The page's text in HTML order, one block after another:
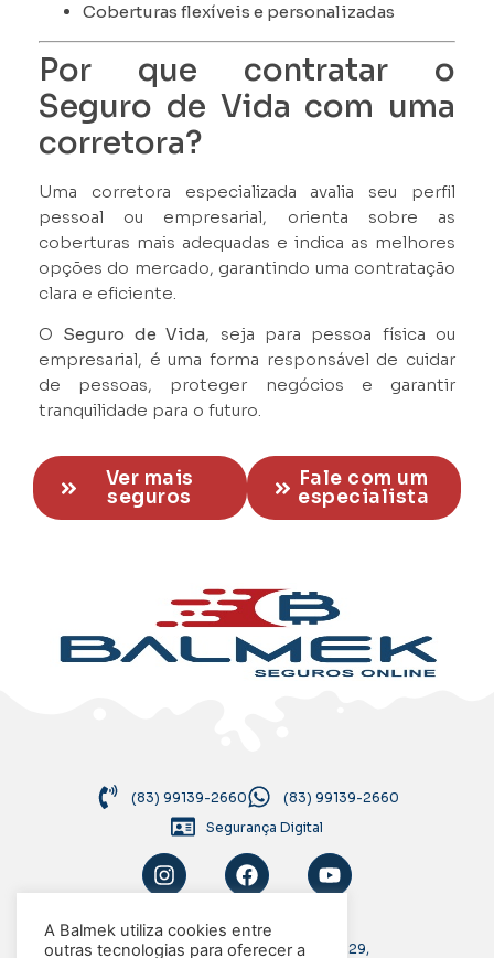
Coberturas flexíveis e personalizadas
Por que contratar o
Seguro de Vida com uma
corretora?
Uma corretora especializada avalia seu perfil
pessoal ou empresarial, orienta sobre as
coberturas mais adequadas e indica as melhores
opções do mercado, garantindo uma contratação
clara e eficiente.
O Seguro de Vida, seja para pessoa física ou
empresarial, é uma forma responsável de cuidar
de pessoas, proteger negócios e garantir
tranquilidade para o futuro.
Ver mais
seguros
Fale com um
especialista
(83) 99139-2660
(83) 99139-2660
Segurança Digital
Rua Antônio Francisco de Araújo, 29,
A Balmek utiliza cookies entre
outras tecnologias para oferecer a